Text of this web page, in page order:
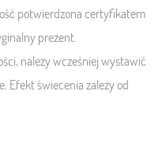
potwierdzona certyfikatem
prezent.
należy wcześniej wystawić
Efekt świecenia zależy od